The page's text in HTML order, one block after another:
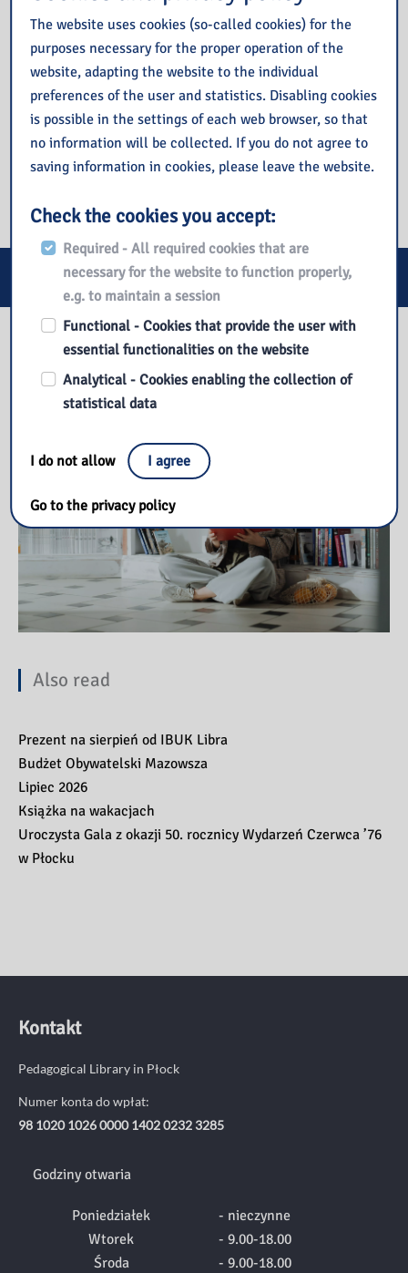
E-services
Our library
Also read
Prezent na sierpień od IBUK Libra
Budżet Obywatelski Mazowsza
Lipiec 2026
Książka na wakacjach
Uroczysta Gala z okazji 50. rocznicy Wydarzeń Czerwca ’76
w Płocku
Kontakt
Pedagogical Library in Płock
Numer konta do wpłat:
98 1020 1026 0000 1402 0232 3285
Godziny otwaria
Poniedziałek
Wtorek
Środa
- nieczynne
- 9.00-18.00
- 9.00-18.00
The website uses cookies (so-called cookies) for the
purposes necessary for the proper operation of the
website, adapting the website to the individual
preferences of the user and statistics. Disabling cookies
is possible in the settings of each web browser, so that
no information will be collected. If you do not agree to
saving information in cookies, please leave the website.
Check the cookies you accept:
Required - All required cookies that are
necessary for the website to function properly,
e.g. to maintain a session
Functional - Cookies that provide the user with
essential functionalities on the website
Analytical - Cookies enabling the collection of
statistical data
I do not allow I agree
Go to the privacy policy